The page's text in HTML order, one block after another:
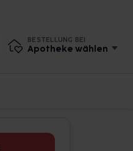
BESTELLUNG BEI
Apotheke wählen